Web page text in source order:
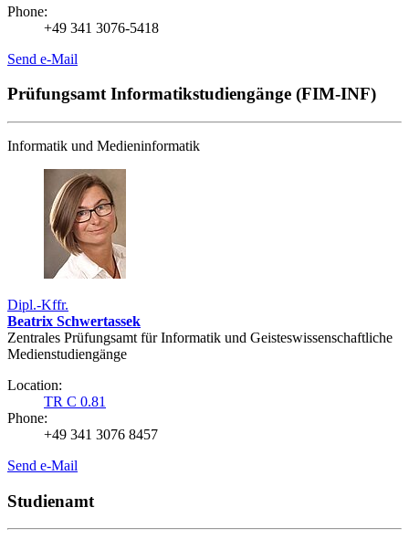
Phone:
+49 341 3076-5418
Send e-Mail
Prüfungsamt Informatikstudiengänge (FIM-INF)
Informatik und Medieninformatik
Dipl.-Kffr.
Beatrix Schwertassek
Zentrales Prüfungsamt für Informatik und Geisteswissenschaftliche
Medienstudiengänge
Location:
TR C 0.81
Phone:
+49 341 3076 8457
Send e-Mail
Studienamt